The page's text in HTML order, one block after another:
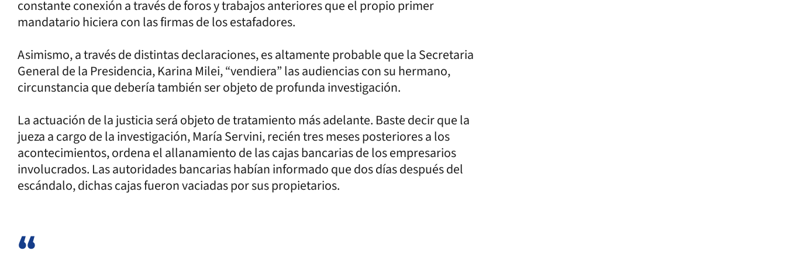
constante conexión a través de foros y trabajos anteriores que el propio primer
mandatario hiciera con las firmas de los estafadores.
Asimismo, a través de distintas declaraciones, es altamente probable que la Secretaria
General de la Presidencia, Karina Milei, “vendiera” las audiencias con su hermano,
circunstancia que debería también ser objeto de profunda investigación.
La actuación de la justicia será objeto de tratamiento más adelante. Baste decir que la
jueza a cargo de la investigación, María Servini, recién tres meses posteriores a los
acontecimientos, ordena el allanamiento de las cajas bancarias de los empresarios
involucrados. Las autoridades bancarias habían informado que dos días después del
escándalo, dichas cajas fueron vaciadas por sus propietarios.